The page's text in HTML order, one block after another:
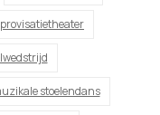
stoelendans